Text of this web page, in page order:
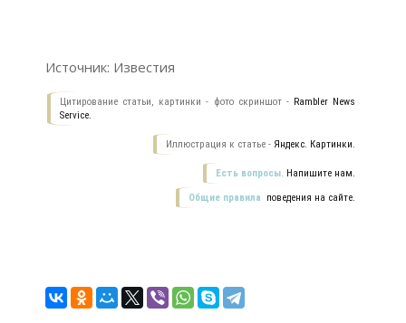
Источник: Известия
Цитирование статьи, картинки - фото скриншот - Rambler News
Service.
Иллюстрация к статье - Яндекс. Картинки.
Есть вопросы. Напишите нам.
Общие правила поведения на сайте.